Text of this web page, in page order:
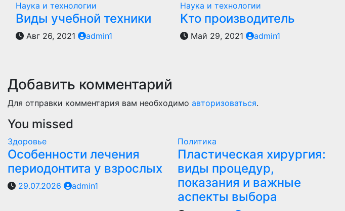
Наука и технологии
Виды учебной техники
Авг 26, 2021 admin1
Наука и технологии
Кто производитель
Май 29, 2021 admin1
Добавить комментарий
Для отправки комментария вам необходимо авторизоваться.
You missed
Здоровье
Особенности лечения
периодонтита у взрослых
29.07.2026 admin1
Политика
Пластическая хирургия:
виды процедур,
показания и важные
аспекты выбора